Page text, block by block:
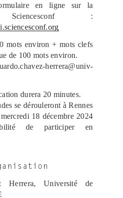
en ligne sur la
Sciencesconf :
mots environ + mots clefs
de 100 mots environ.
herrera@univ-
durera 20 minutes.
se dérouleront à Rennes
18 décembre 2024
de participer en
Herrera, Université de